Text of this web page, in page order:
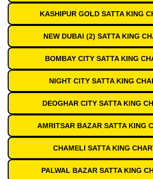
KASHIPUR GOLD SATTA KING
NEW DUBAI (2) SATTA KING
BOMBAY CITY SATTA KING
NIGHT CITY SATTA KING
DEOGHAR CITY SATTA KING
AMRITSAR BAZAR SATTA KING
CHAMELI SATTA KING
PALWAL BAZAR SATTA KING